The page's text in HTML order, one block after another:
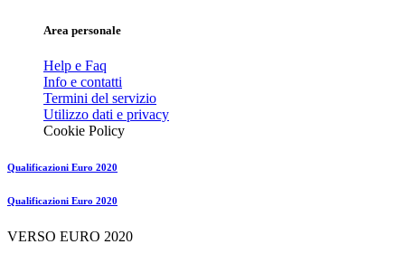
Area personale
Help e Faq
Info e contatti
Termini del servizio
Utilizzo dati e privacy
Cookie Policy
Qualificazioni Euro 2020
Qualificazioni Euro 2020
VERSO EURO 2020